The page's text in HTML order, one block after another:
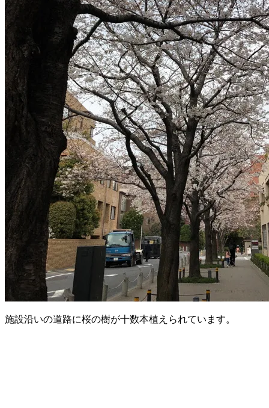
施設沿いの道路に桜の樹が十数本植えられています。